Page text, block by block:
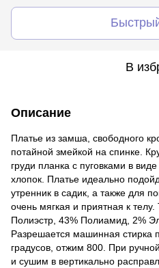
В
Описание
Платье из замша, свободного
потайной змейкой на спинке.
груди планка с пуговками в
хлопок. Платье идеально
утренник в садик, а также для
очень мягкая и приятная к
Полиэстр, 43% Полиамид, 2%
Разрешается машинная стирка
градусов, отжим 800. При
и сушим в вертикально